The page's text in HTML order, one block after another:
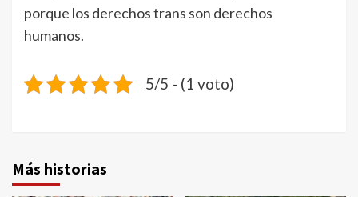
porque los derechos trans son derechos
humanos.
5/5 - (1 voto)
Más historias